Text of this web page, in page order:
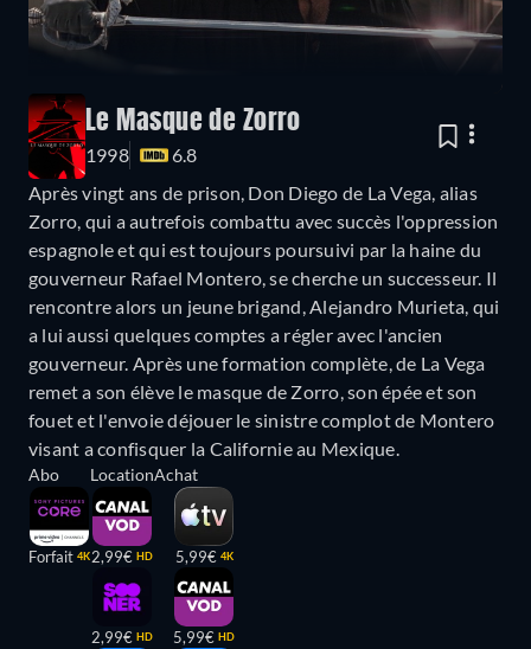
Le Masque de Zorro
1998
6.8
Après vingt ans de prison, Don Diego de La Vega, alias
Zorro, qui a autrefois combattu avec succès l'oppression
espagnole et qui est toujours poursuivi par la haine du
gouverneur Rafael Montero, se cherche un successeur. Il
rencontre alors un jeune brigand, Alejandro Murieta, qui
a lui aussi quelques comptes a régler avec l'ancien
gouverneur. Après une formation complète, de La Vega
remet a son élève le masque de Zorro, son épée et son
fouet et l'envoie déjouer le sinistre complot de Montero
visant a confisquer la Californie au Mexique.
Abo
Forfait 4K
Location
2,99€ HD
2,99€ HD
Achat
5,99€ 4K
5,99€ HD